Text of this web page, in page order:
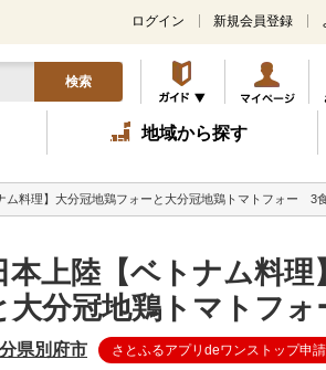
ログイン 新規会員登録
検索
地域から探す
ム料理】大分冠地鶏フォーと大分冠地鶏トマトフォー 3
本上陸【ベトナム料
大分冠地鶏トマトフ
県別府市 さとふるアプリdeワンストップ申